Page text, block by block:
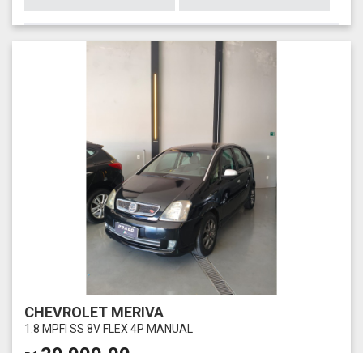
CHEVROLET MERIVA
1.8 MPFI SS 8V FLEX 4P MANUAL